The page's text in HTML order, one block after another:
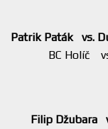
Patrik Paták vs.
BC Holíč
Filip